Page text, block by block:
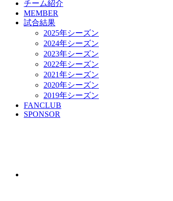
チーム紹介
MEMBER
試合結果
2025年シーズン
2024年シーズン
2023年シーズン
2022年シーズン
2021年シーズン
2020年シーズン
2019年シーズン
FANCLUB
SPONSOR